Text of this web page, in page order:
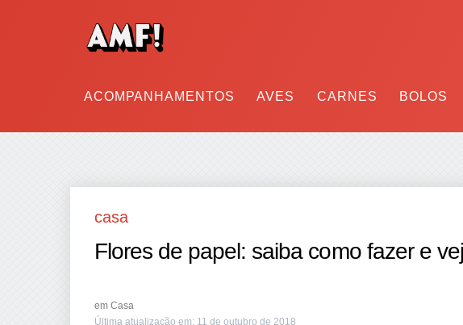
ACOMPANHAMENTOS AVES CARNES BOLOS
casa
Flores de papel: saiba como fazer e
em Casa
Última atualização em: 11 de outubro de 2018